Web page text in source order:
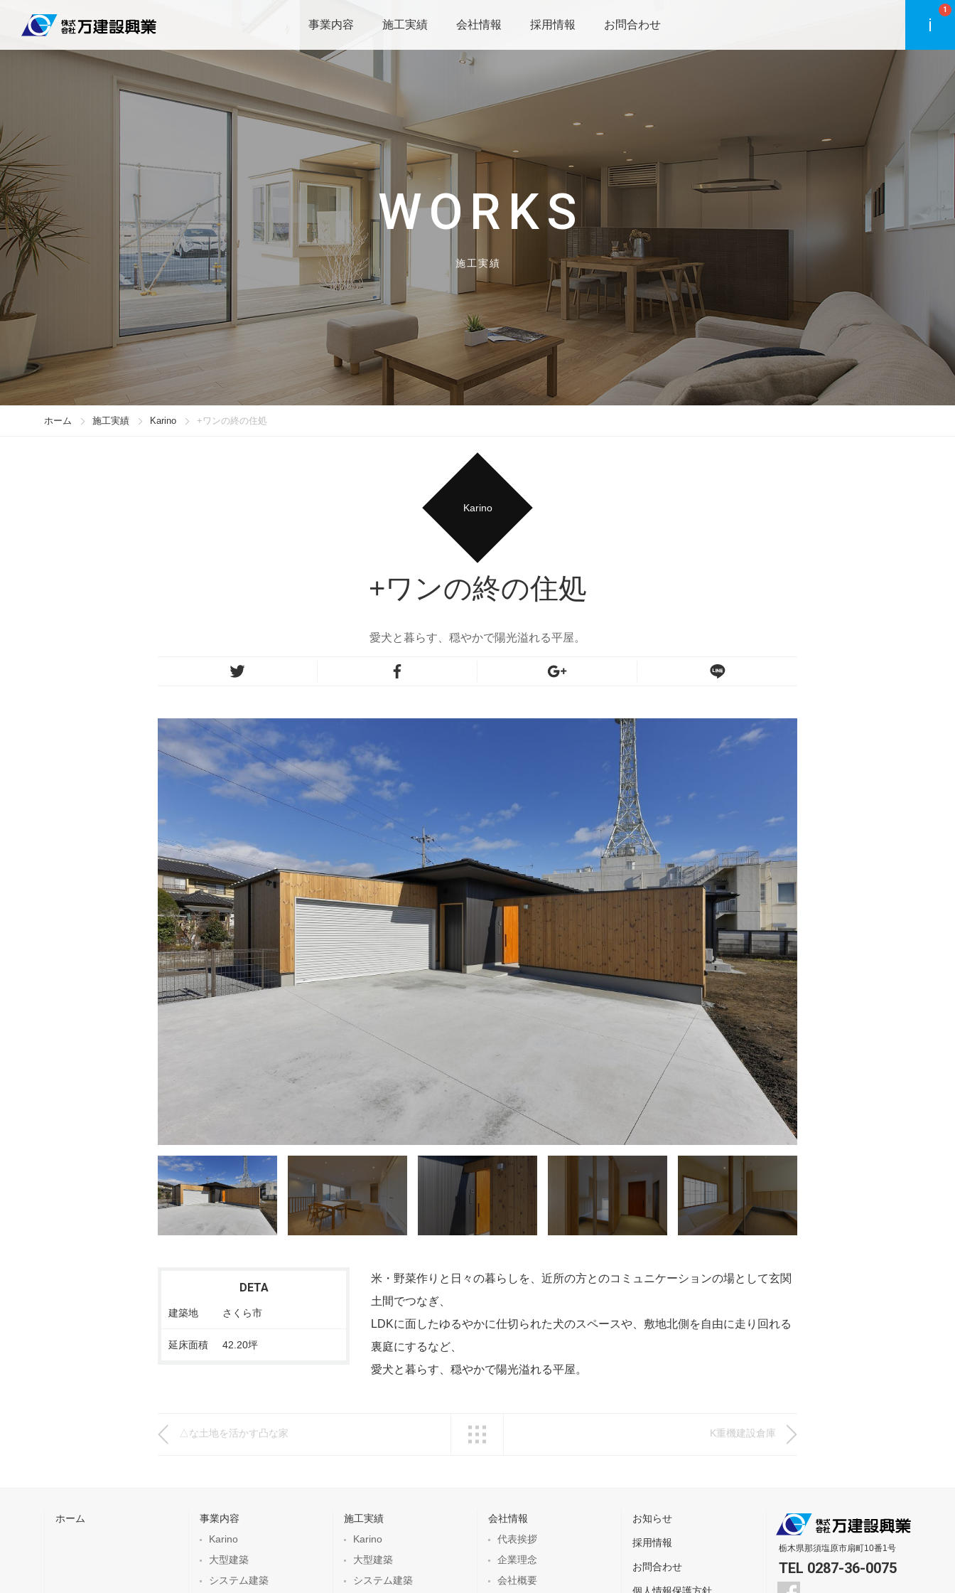
事業内容 施工実績 会社情報 採用情報 お問合わせ
1
WORKS
施工実績
ホーム 施工実績 Karino +ワンの終の住処
Karino
+ワンの終の住処
愛犬と暮らす、穏やかで陽光溢れる平屋。
DETA
建築地 さくら市
延床面積 42.20坪
米・野菜作りと日々の暮らしを、近所の方とのコミュニケーションの場として玄関
土間でつなぎ、
LDKに面したゆるやかに仕切られた犬のスペースや、敷地北側を自由に走り回れる
裏庭にするなど、
愛犬と暮らす、穏やかで陽光溢れる平屋。
△な土地を活かす凸な家 K重機建設倉庫
ホーム
事業内容
Karino
大型建築
システム建築
施工実績
Karino
大型建築
システム建築
会社情報
代表挨拶
企業理念
会社概要
お知らせ
採用情報
お問合わせ
栃木県那須塩原市扇町10番1号
TEL 0287-36-0075